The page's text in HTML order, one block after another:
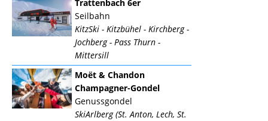
Trattenbach 6er
Seilbahn
KitzSki - Kitzbühel - Kirchberg -
Jochberg - Pass Thurn -
Mittersill
Moët & Chandon
Champagner-Gondel
Genussgondel
SkiArlberg (St. Anton, Lech, St.